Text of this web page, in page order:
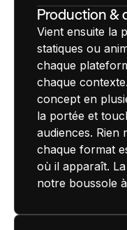
Production &
Vient ensuite la
statiques ou
chaque
chaque
concept en
la portée et
audiences. Rien
chaque format
où il apparaît.
notre boussole